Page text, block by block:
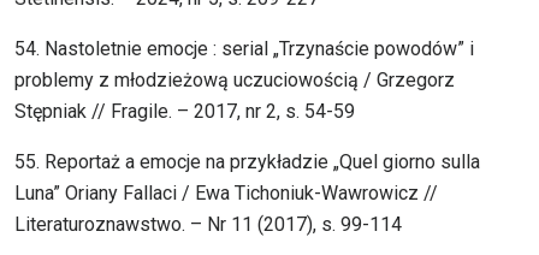
54. Nastoletnie emocje : serial „Trzynaście powodów” i
problemy z młodzieżową uczuciowością / Grzegorz
Stępniak // Fragile. – 2017, nr 2, s. 54-59
55. Reportaż a emocje na przykładzie „Quel giorno sulla
Luna” Oriany Fallaci / Ewa Tichoniuk-Wawrowicz //
Literaturoznawstwo. – Nr 11 (2017), s. 99-114